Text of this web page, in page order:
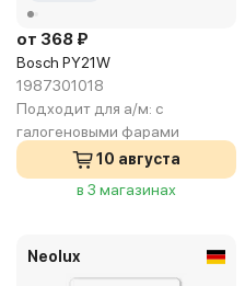
от 368 ₽
Bosch PY21W
1987301018
Подходит для а/м: с
галогеновыми фарами
10 августа
в 3 магазинах
Neolux